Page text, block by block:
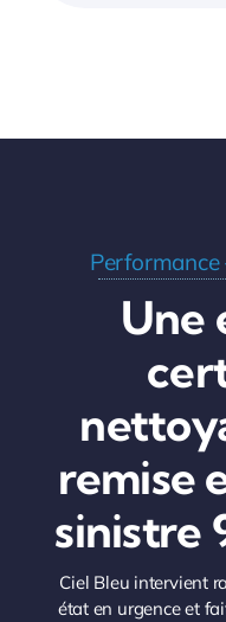
Une
remise
sinistre
Ciel Bleu intervient
état en urgence et